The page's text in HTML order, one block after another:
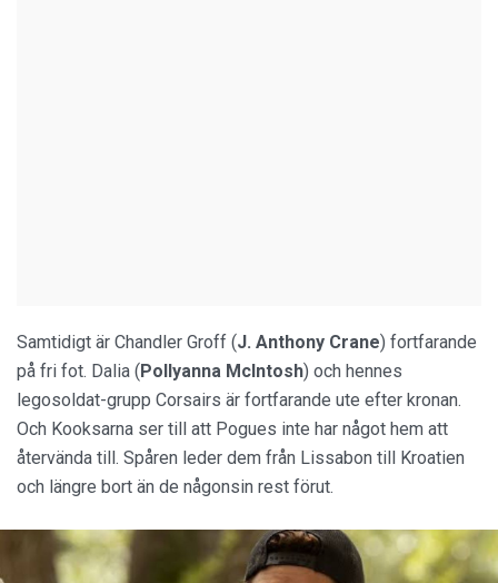
Samtidigt är Chandler Groff (J. Anthony Crane) fortfarande
på fri fot. Dalia (Pollyanna McIntosh) och hennes
legosoldat-grupp Corsairs är fortfarande ute efter kronan.
Och Kooksarna ser till att Pogues inte har något hem att
återvända till. Spåren leder dem från Lissabon till Kroatien
och längre bort än de någonsin rest förut.